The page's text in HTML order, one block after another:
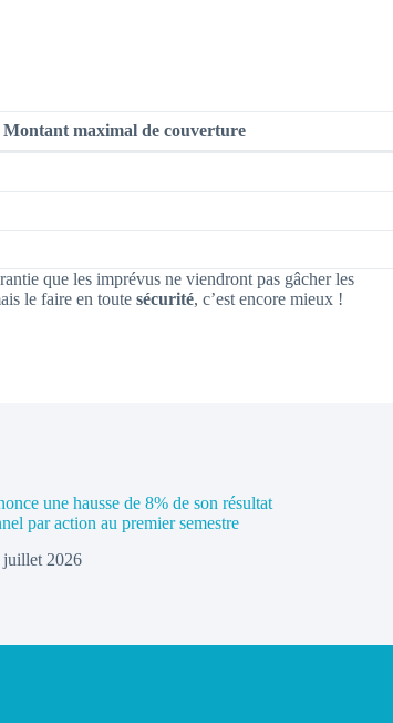
Montant maximal de couverture
que les imprévus ne viendront pas gâcher les
le faire en toute sécurité, c’est encore mieux !
une hausse de 8% de son résultat
par action au premier semestre
juillet 2026